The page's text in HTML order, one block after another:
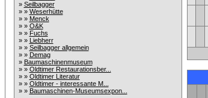
» Seilbagger
» » Weserhütte
» » Menck
» » O&K
» » Fuchs
» » Liebherr
» » Seilbagger allgemein
» » Demag
» Baumaschinenmuseum
» » Oldtimer Restaurationsber...
» » Oldtimer Literatur
» » Oldtimer - interessante M...
» » Baumaschinen-Museumsexpon...